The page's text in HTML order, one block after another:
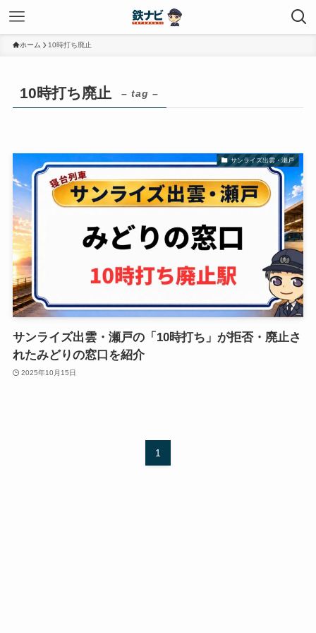
ホーム 10時打ち廃止
10時打ち廃止 – tag –
サンライズ出雲・瀬戸
サンライズ出雲・瀬戸の「10時打ち」が拒否・廃止さ
れたみどりの窓口を紹介
2025年10月15日
1